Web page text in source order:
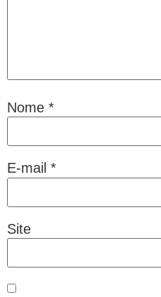
Nome *
E-mail *
Site